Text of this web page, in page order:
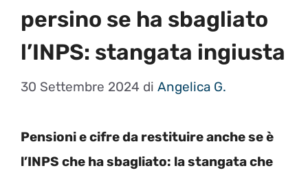
persino se ha sbagliato
l’INPS: stangata ingiusta
30 Settembre 2024 di Angelica G.
Pensioni e cifre da restituire anche se è
l’INPS che ha sbagliato: la stangata che